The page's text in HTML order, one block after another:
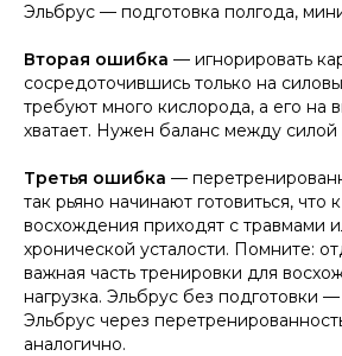
Эльбрус — подготовка полгода,
Вторая ошибка — игнорировать
сосредоточившись только на
требуют много кислорода, а его на
хватает. Нужен баланс между силой
Третья ошибка —
так рьяно начинают готовиться, что
восхождения приходят с травмами
хронической усталости. Помните:
важная часть тренировки для
нагрузка. Эльбрус без подготовки
Эльбрус через
аналогично.